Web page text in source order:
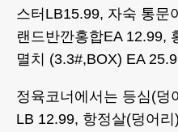
스터LB15.99, 자숙 통문
랜드반깐홍합EA 12.99,
멸치 (3.3#,BOX) EA
정육코너에서는 등심(덩
LB 12.99, 항정살(덩어